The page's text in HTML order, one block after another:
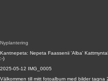
Nyplantering
Kantnepeta: Nepeta Faassenii 'Alba'
:-)
2025-05-12 IMG_0005
Välkommen till mitt fotoalbum med bilder tagna